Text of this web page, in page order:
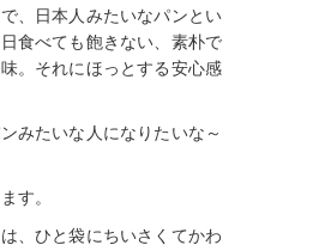
、日本人みたいなパンとい
食べても飽きない、素朴で
。それにほっとする安心感
みたいな人になりたいな～
す。
、ひと袋にちいさくてかわ